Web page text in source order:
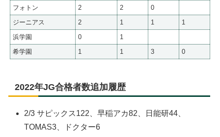
フォトン
2 2
0
ジーニアス
2 1 1
1
浜学園
0
1
希学園
1 1 3 0
2022年JG合格者数追加履歴
2/3 サピックス122、早稲アカ82、日能研44、
TOMAS3、ドクター6